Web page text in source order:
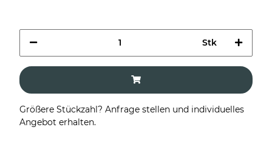
Stk
Größere Stückzahl? Anfrage stellen und individuelles
Angebot erhalten.